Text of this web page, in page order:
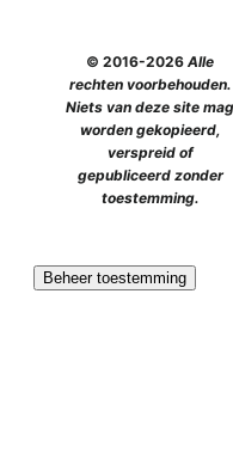
© 2016-2026Alle
rechten voorbehouden.
Niets van deze site mag
worden gekopieerd,
verspreid of
gepubliceerd zonder
toestemming.
Beheer toestemming